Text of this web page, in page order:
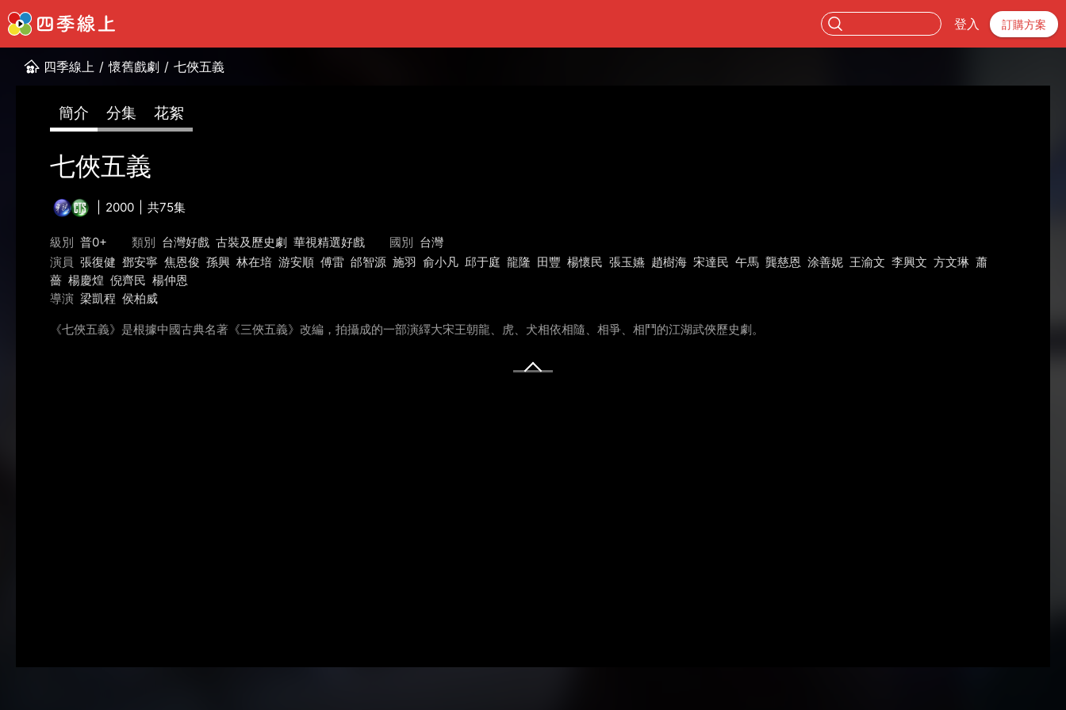
登入 訂購方案
四季線上 / 懷舊戲劇 / 七俠五義
簡介 分集 花絮
七俠五義
2000 共75集
級別 普0+ 類別 台灣好戲 古裝及歷史劇 華視精選好戲 國別 台灣
演員 張復健 鄧安寧 焦恩俊 孫興 林在培 游安順 傅雷 邰智源 施羽 俞小凡 邱于庭 龍隆 田豐 楊懷民 張玉嬿 趙樹海 宋達民 午馬 龔慈恩 涂善妮 王渝文 李興文 方文琳 蕭
薔 楊慶煌 倪齊民 楊仲恩
導演 梁凱程 侯柏威
《七俠五義》是根據中國古典名著《三俠五義》改編，拍攝成的一部演繹大宋王朝龍、虎、犬相依相隨、相爭、相鬥的江湖武俠歷史劇。